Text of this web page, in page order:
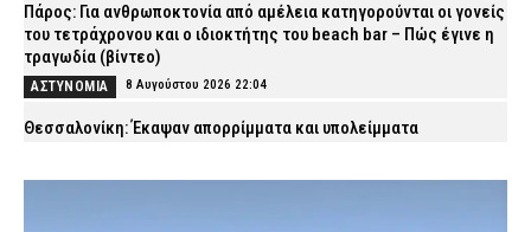
Πάρος: Για ανθρωποκτονία από αμέλεια κατηγορούνται οι γονείς
του τετράχρονου και ο ιδιοκτήτης του beach bar – Πώς έγινε η
τραγωδία (βίντεο)
ΑΣΤΥΝΟΜΙΑ 8 Αυγούστου 2026 22:04
Θεσσαλονίκη: Έκαψαν απορρίμματα και υπολείμματα
ΕΙΔΗΣΕΙΣ 8 Αυγούστου 2026 21:50